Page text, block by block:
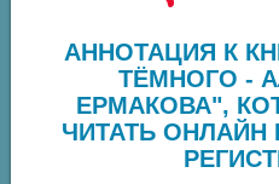
АННОТАЦИЯ К
ТЁМНОГО -
ЕРМАКОВА",
ЧИТАТЬ ОНЛАЙН